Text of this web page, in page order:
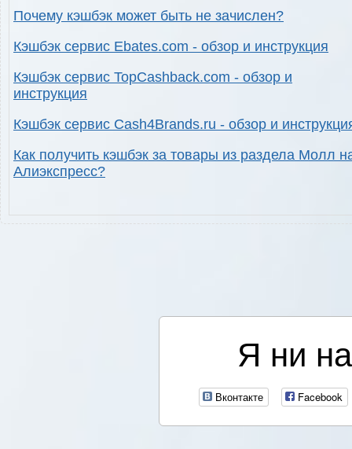
Почему кэшбэк может быть не зачислен?
Кэшбэк сервис Ebates.com - обзор и инструкция
Кэшбэк сервис TopCashback.com - обзор и
инструкция
Кэшбэк сервис Cash4Brands.ru - обзор и
Как получить кэшбэк за товары из раздела Молл
Алиэкспресс?
Я ни
Вконтакте Facebook